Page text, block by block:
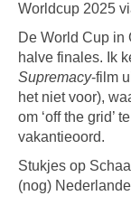
Worldcup 2025
De World Cup in
halve finales. Ik
Supremacy-film
het niet voor),
om ‘off the grid’
vakantieoord.
Stukjes op
(nog)